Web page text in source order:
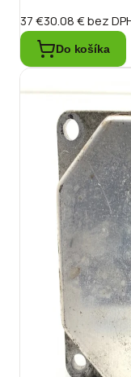
37 €30.08 €bez
Do košíka